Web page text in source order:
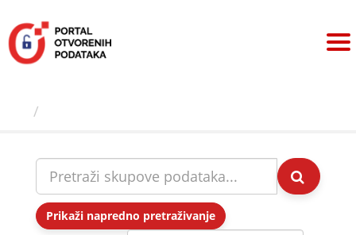
sadržaj
Prikaži napredno pretraživanje